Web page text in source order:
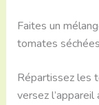
Faites un
tomates
Répartissez les
versez